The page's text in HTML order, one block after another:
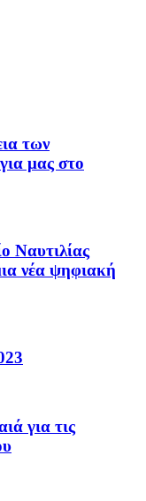
των
μας στο
Ναυτιλίας
νέα ψηφιακή
για τις